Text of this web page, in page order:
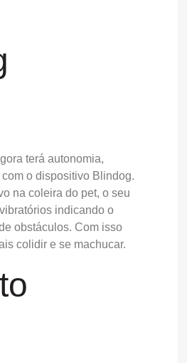
terá autonomia,
o dispositivo Blindog.
na coleira do pet, o seu
indicando o
obstáculos. Com isso
colidir e se machucar.